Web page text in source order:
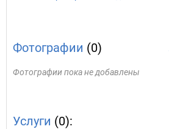
Фотографии (0)
Фотографии пока не добавлены
Услуги (0):